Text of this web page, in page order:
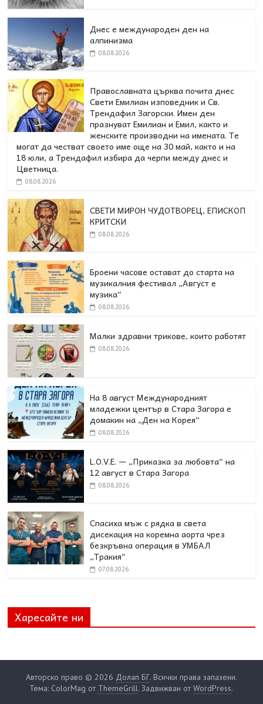
Днес е международен ден на
алпинизма
08.08.2026
Православната църква почита днес
Свети Емилиан изповедник и Св.
Трендафил Загорски. Имен ден
празнуват Емилиан и Емил, както и
женските производни на имената. Те
могат да честват своето име още на 30 май, както и на
18 юли, а Трендафил избира да черпи между днес и
Цветница.
08.08.2026
СВЕТИ МИРОН ЧУДОТВОРЕЦ, ЕПИСКОП
КРИТСКИ
08.08.2026
Броени часове остават до старта на
музикалния фестивал „Август е
музика“
08.08.2026
Малки здравни трикове, които работят
08.08.2026
На 8 август Международният
младежки център в Стара Загора е
домакин на „Ден на Корея“
08.08.2026
L.O.V.E. — „Приказка за любовта“ на
12 август в Стара Загора
08.08.2026
Спасиха мъж с рядка в света
дисекация на коремна аорта чрез
безкръвна операция в УМБАЛ
„Тракия“
07.08.2026
Харесайте ни
Авторско право © 2026 Долап БГ. Всички права запазени.
Тема: ColorMag от ThemeGrill. Задвижван отWordPress.